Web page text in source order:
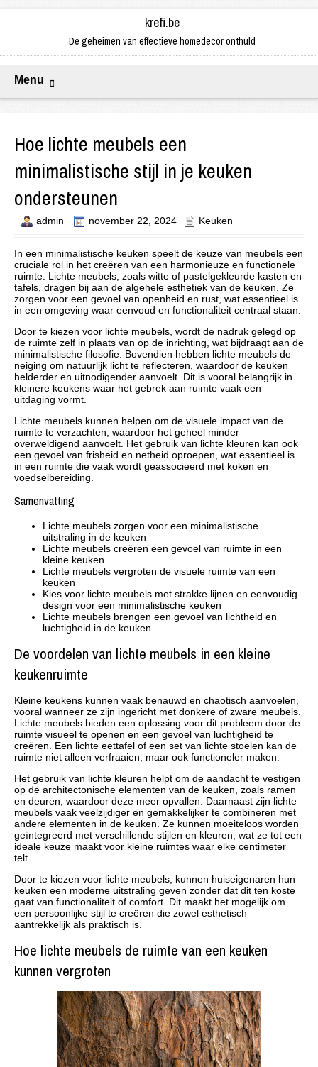
krefi.be
De geheimen van effectieve homedecor onthuld
Menu
Hoe lichte meubels een
minimalistische stijl in je keuken
ondersteunen
admin november 22, 2024 Keuken
In een minimalistische keuken speelt de keuze van meubels een
cruciale rol in het creëren van een harmonieuze en functionele
ruimte. Lichte meubels, zoals witte of pastelgekleurde kasten en
tafels, dragen bij aan de algehele esthetiek van de keuken. Ze
zorgen voor een gevoel van openheid en rust, wat essentieel is
in een omgeving waar eenvoud en functionaliteit centraal staan.
Door te kiezen voor lichte meubels, wordt de nadruk gelegd op
de ruimte zelf in plaats van op de inrichting, wat bijdraagt aan de
minimalistische filosofie. Bovendien hebben lichte meubels de
neiging om natuurlijk licht te reflecteren, waardoor de keuken
helderder en uitnodigender aanvoelt. Dit is vooral belangrijk in
kleinere keukens waar het gebrek aan ruimte vaak een
uitdaging vormt.
Lichte meubels kunnen helpen om de visuele impact van de
ruimte te verzachten, waardoor het geheel minder
overweldigend aanvoelt. Het gebruik van lichte kleuren kan ook
een gevoel van frisheid en netheid oproepen, wat essentieel is
in een ruimte die vaak wordt geassocieerd met koken en
voedselbereiding.
Samenvatting
Lichte meubels zorgen voor een minimalistische
uitstraling in de keuken
Lichte meubels creëren een gevoel van ruimte in een
kleine keuken
Lichte meubels vergroten de visuele ruimte van een
keuken
Kies voor lichte meubels met strakke lijnen en eenvoudig
design voor een minimalistische keuken
Lichte meubels brengen een gevoel van lichtheid en
luchtigheid in de keuken
De voordelen van lichte meubels in een kleine
keukenruimte
Kleine keukens kunnen vaak benauwd en chaotisch aanvoelen,
vooral wanneer ze zijn ingericht met donkere of zware meubels.
Lichte meubels bieden een oplossing voor dit probleem door de
ruimte visueel te openen en een gevoel van luchtigheid te
creëren. Een lichte eettafel of een set van lichte stoelen kan de
ruimte niet alleen verfraaien, maar ook functioneler maken.
Het gebruik van lichte kleuren helpt om de aandacht te vestigen
op de architectonische elementen van de keuken, zoals ramen
en deuren, waardoor deze meer opvallen. Daarnaast zijn lichte
meubels vaak veelzijdiger en gemakkelijker te combineren met
andere elementen in de keuken. Ze kunnen moeiteloos worden
geïntegreerd met verschillende stijlen en kleuren, wat ze tot een
ideale keuze maakt voor kleine ruimtes waar elke centimeter
telt.
Door te kiezen voor lichte meubels, kunnen huiseigenaren hun
keuken een moderne uitstraling geven zonder dat dit ten koste
gaat van functionaliteit of comfort. Dit maakt het mogelijk om
een persoonlijke stijl te creëren die zowel esthetisch
aantrekkelijk als praktisch is.
Hoe lichte meubels de ruimte van een keuken
kunnen vergroten